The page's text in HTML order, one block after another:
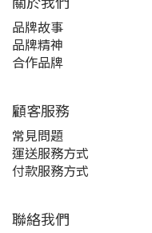
品牌故事
品牌精神
合作品牌
顧客服務
常見問題
運送服務方式
付款服務方式
聯絡我們